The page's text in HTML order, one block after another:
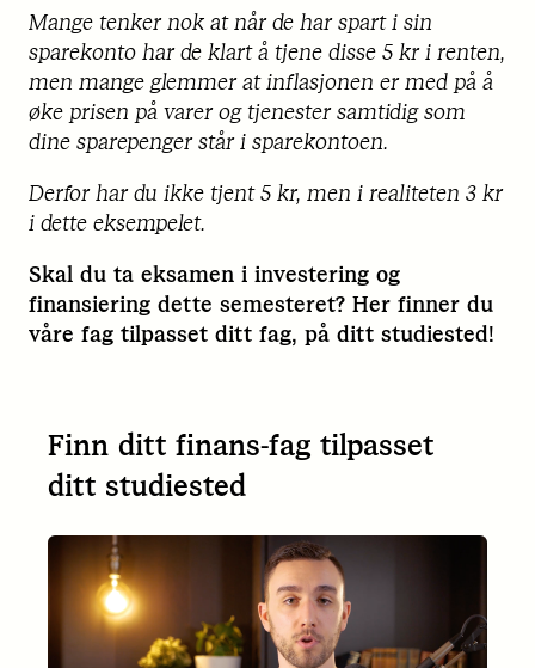
Mange tenker nok at når de har spart i sin
sparekonto har de klart å tjene disse 5 kr i renten,
men mange glemmer at inflasjonen er med på å
øke prisen på varer og tjenester samtidig som
dine sparepenger står i sparekontoen.
Derfor har du ikke tjent 5 kr, men i realiteten 3 kr
i dette eksempelet.
Skal du ta eksamen i investering og
finansiering dette semesteret? Her finner du
våre fag tilpasset ditt fag, på ditt studiested!
Finn ditt finans-fag tilpasset
ditt studiested